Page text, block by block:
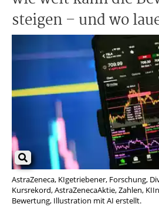
steigen – und wo
AstraZeneca, KIgetriebener, Forschung,
Kursrekord, AstraZenecaAktie, Zahlen,
Bewertung, Illustration mit AI erstellt.